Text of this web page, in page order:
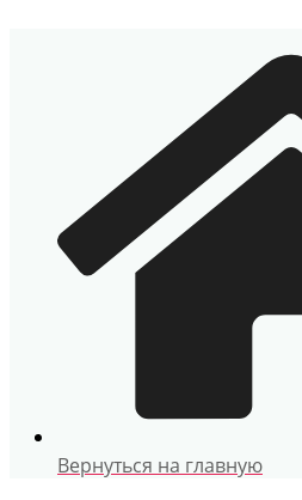
Вернуться на главную